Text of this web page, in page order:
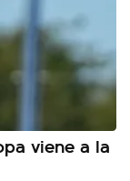
viene a la